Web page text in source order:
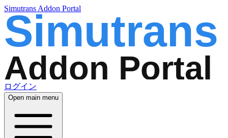
Simutrans Addon Portal
ログイン
Open main menu